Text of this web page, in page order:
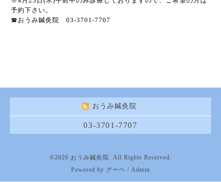
予約下さい。
☎おうみ鍼灸院 03-3701-7707
おうみ鍼灸院
03-3701-7707
©2026 おうみ鍼灸院. All Rights Reserved.
Powered by グーペ / Admin